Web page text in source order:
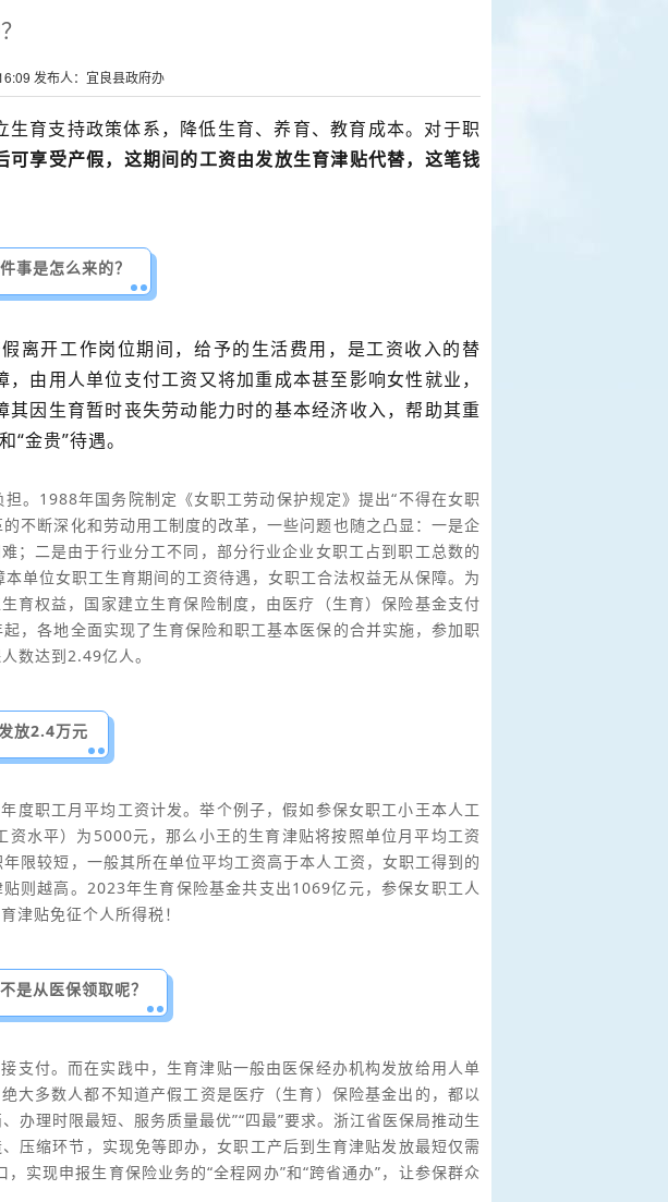
发布人：宜良县政府办
育支持政策体系，降低生育、养育、教育成本。对于职
可享受产假，这期间的工资由发放生育津贴代替，这笔钱
事是怎么来的？
离开工作岗位期间，给予的生活费用，是工资收入的替
由用人单位支付工资又将加重成本甚至影响女性就业，
因生育暂时丧失劳动能力时的基本经济收入，帮助其重
金贵”待遇。
。1988年国务院制定《女职工劳动保护规定》提出“不得在女职
不断深化和劳动用工制度的改革，一些问题也随之凸显：一是企
；二是由于行业分工不同，部分行业企业女职工占到职工总数的
单位女职工生育期间的工资待遇，女职工合法权益无从保障。为
育权益，国家建立生育保险制度，由医疗（生育）保险基金支付
，各地全面实现了生育保险和职工基本医保的合并实施，参加职
数达到2.49亿人。
放2.4万元
度职工月平均工资计发。举个例子，假如参保女职工小王本人工
水平）为5000元，那么小王的生育津贴将按照单位月平均工资
限较短，一般其所在单位平均工资高于本人工资，女职工得到的
则越高。2023年生育保险基金共支出1069亿元，参保女职工人
津贴免征个人所得税！
是从医保领取呢？
支付。而在实践中，生育津贴一般由医保经办机构发放给用人单
大多数人都不知道产假工资是医疗（生育）保险基金出的，都以
办理时限最短、服务质量最优”“四最”要求。浙江省医保局推动生
压缩环节，实现免等即办，女职工产后到生育津贴发放最短仅需
实现申报生育保险业务的“全程网办”和“跨省通办”，让参保群众